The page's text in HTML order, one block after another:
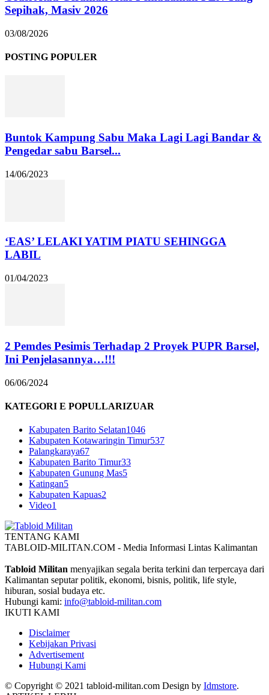
Sepihak, Masiv 2026
03/08/2026
POSTING POPULER
Buntok Kampung Sabu Maka Lagi Lagi Bandar &
Pengedar sabu Barsel...
14/06/2023
‘EAS’ LELAKI YATIM PIATU SEHINGGA
LABIL
01/04/2023
2 Pemdes Pesimis Terhadap 2 Proyek PUPR Barsel,
Ini Penjelasannya…!!!
06/06/2024
KATEGORI E POPULLARIZUAR
Kabupaten Barito Selatan1046
Kabupaten Kotawaringin Timur537
Palangkaraya67
Kabupaten Barito Timur33
Kabupaten Gunung Mas5
Katingan5
Kabupaten Kapuas2
Video1
TENTANG KAMI
TABLOID-MILITAN.COM - Media Informasi Lintas Kalimantan
Tabloid Militan menyajikan segala berita terkini dan terpercaya dari
Kalimantan seputar politik, ekonomi, bisnis, politik, life style,
hiburan, sosial budaya etc.
Hubungi kami: info@tabloid-militan.com
IKUTI KAMI
Disclaimer
Kebijakan Privasi
Advertisement
Hubungi Kami
© Copyright © 2021 tabloid-militan.com Design by Idmstore.